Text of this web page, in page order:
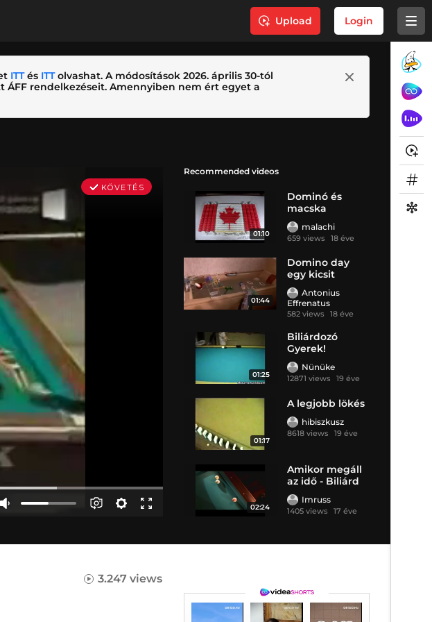
Upload Login
ITTés ITTolvashat. A módosítások 2026. április 30-tól
rendelkezéseit. Amennyiben nem ért egyet a
Recommended videos
01:10
Dominó és
macska
malachi
659 views 18 éve
01:44
Domino day
egy kicsit
másképp
Antonius
Effrenatus
582 views 18 éve
01:25
Biliárdozó
Gyerek!
Hihetetlen!
Nünüke
12871 views 19 éve
01:17
A legjobb lökés
hibiszkusz
8618 views 19 éve
02:24
Amikor megáll
az idő - Biliárd
Imruss
1405 views 17 éve
3.247 views